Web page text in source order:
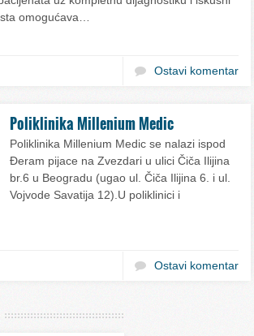
omogućava…
Ostavi komentar
Poliklinika Millenium Medic
Poliklinika Millenium Medic se nalazi ispod
Đeram pijace na Zvezdari u ulici Čiča Ilijina
br.6 u Beogradu (ugao ul. Čiča Ilijina 6. i ul.
Vojvode Savatija 12).U poliklinici i
Ostavi komentar